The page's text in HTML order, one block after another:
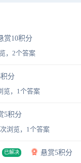
赏10积分
，2个答案
分
览，1个答案
5积分
浏览，1个答案
已解决
悬赏5积分